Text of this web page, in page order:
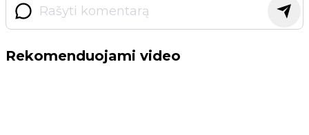
Rekomenduojami video